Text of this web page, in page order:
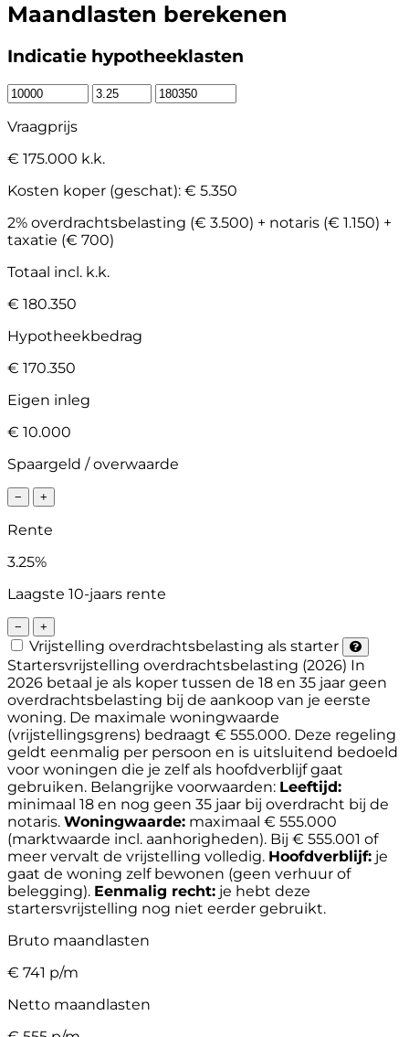
Maandlasten berekenen
Indicatie hypotheeklasten
Vraagprijs
€ 175.000 k.k.
Kosten koper (geschat): € 5.350
2% overdrachtsbelasting (€ 3.500) + notaris (€ 1.150) +
taxatie (€ 700)
Totaal incl. k.k.
€ 180.350
Hypotheekbedrag
€ 170.350
Eigen inleg
€ 10.000
Spaargeld / overwaarde
− +
Rente
3.25%
Laagste 10-jaars rente
− +
Vrijstelling overdrachtsbelasting als starter
Startersvrijstelling overdrachtsbelasting (2026) In
2026 betaal je als koper tussen de 18 en 35 jaar geen
overdrachtsbelasting bij de aankoop van je eerste
woning. De maximale woningwaarde
(vrijstellingsgrens) bedraagt € 555.000. Deze regeling
geldt eenmalig per persoon en is uitsluitend bedoeld
voor woningen die je zelf als hoofdverblijf gaat
gebruiken. Belangrijke voorwaarden: Leeftijd:
minimaal 18 en nog geen 35 jaar bij overdracht bij de
notaris. Woningwaarde: maximaal € 555.000
(marktwaarde incl. aanhorigheden). Bij € 555.001 of
meer vervalt de vrijstelling volledig. Hoofdverblijf: je
gaat de woning zelf bewonen (geen verhuur of
belegging). Eenmalig recht: je hebt deze
startersvrijstelling nog niet eerder gebruikt.
Bruto maandlasten
€ 741 p/m
Netto maandlasten